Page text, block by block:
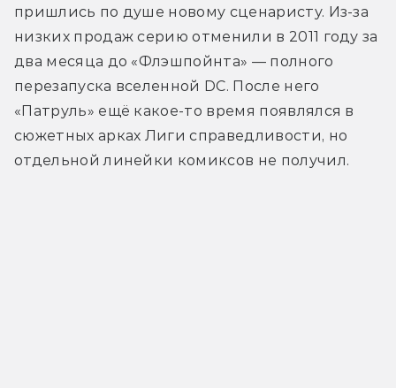
пришлись по душе новому сценаристу. Из-за
низких продаж серию отменили в 2011 году за
два месяца до «Флэшпойнта» — полного
перезапуска вселенной DC. После него
«Патруль» ещё какое-то время появлялся в
сюжетных арках Лиги справедливости, но
отдельной линейки комиксов не получил.